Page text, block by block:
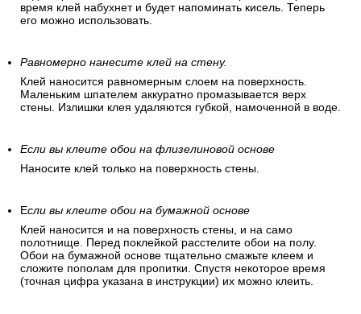
время клей набухнет и будет напоминать кисель. Теперь
его можно использовать.
Равномерно нанесите клей на стену.
Клей наносится равномерным слоем на поверхность.
Маленьким шпателем аккуратно промазывается верх
стены. Излишки клея удаляются губкой, намоченной в воде.
Если вы клеите обои на флизелиновой основе
Наносите клей только на поверхность стены.
Если вы клеите обои на бумажной основе
Клей наносится и на поверхность стены, и на само
полотнище. Перед поклейкой расстелите обои на полу.
Обои на бумажной основе тщательно смажьте клеем и
сложите пополам для пропитки. Спустя некоторое время
(точная цифра указана в инструкции) их можно клеить.